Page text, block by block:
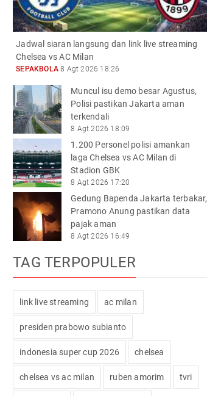
Jadwal siaran langsung dan link live streaming
Chelsea vs AC Milan
SEPAKBOLA8 Agt 2026 18:26
Muncul isu demo besar Agustus,
Polisi pastikan Jakarta aman
terkendali
8 Agt 2026 18:09
1.200 Personel polisi amankan
laga Chelsea vs AC Milan di
Stadion GBK
8 Agt 2026 17:20
Gedung Bapenda Jakarta terbakar,
Pramono Anung pastikan data
pajak aman
8 Agt 2026 16:49
TAG TERPOPULER
link live streaming ac milan
presiden prabowo subianto
indonesia super cup 2026 chelsea
chelsea vs ac milan ruben amorim tvri